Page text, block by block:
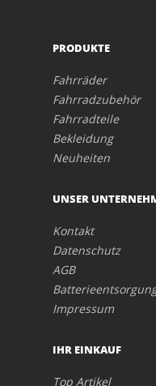
PRODUKTE
Fahrräder
Fahrradzubehör
Fahrradteile
Bekleidung
Neuheiten
UNSER
Kontakt
Datenschutz
AGB
Impressum
IHR EINKAUF
Top Artikel